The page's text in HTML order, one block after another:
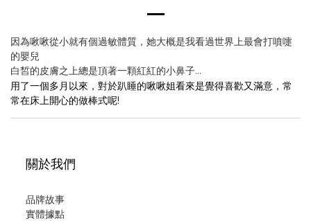
因為啾啾從小就有個過敏體質， 她大概是我看過世界上最會打噴嚏
的嬰兒
白皙的皮膚之上總是頂著一顆紅紅的小鼻子...
用了一個多月以來， 對於趴睡的啾啾姐看來是覺得喜歡又滿意， 常
常在床上開心的做棒式呢!
關於我們
品牌故事
實體據點